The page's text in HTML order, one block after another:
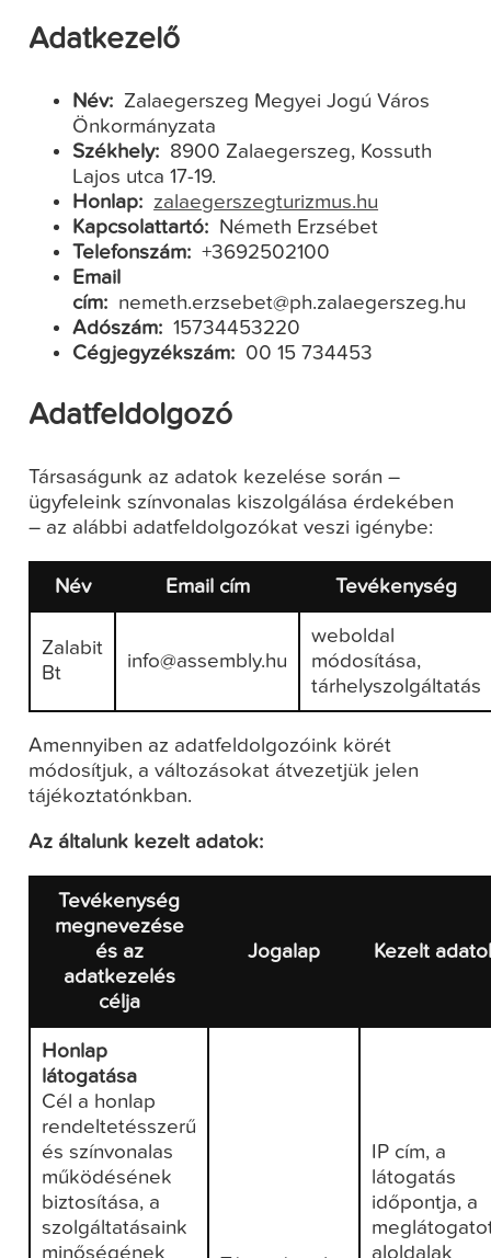
Adatkezelő
Név: Zalaegerszeg Megyei Jogú Város
Önkormányzata
Székhely: 8900 Zalaegerszeg, Kossuth
Lajos utca 17-19.
Honlap: zalaegerszegturizmus.hu
Kapcsolattartó: Németh Erzsébet
Telefonszám: +3692502100
Email
cím: nemeth.erzsebet@ph.zalaegerszeg.hu
Adószám: 15734453220
Cégjegyzékszám: 00 15 734453
Adatfeldolgozó
Társaságunk az adatok kezelése során –
ügyfeleink színvonalas kiszolgálása érdekében
– az alábbi adatfeldolgozókat veszi igénybe:
Név Email cím Tevékenység
Zalabit
Bt
info@assembly.hu
weboldal
módosítása,
tárhelyszolgáltatás
Amennyiben az adatfeldolgozóink körét
módosítjuk, a változásokat átvezetjük jelen
tájékoztatónkban.
Az általunk kezelt adatok:
Tevékenység
megnevezése
és az
adatkezelés
célja
Jogalap Kezelt
Honlap
látogatása
Cél a honlap
rendeltetésszerű
és színvonalas
működésének
biztosítása, a
szolgáltatásaink
minőségének
IP cím, a
látogatás
időpontja, a
aloldalak